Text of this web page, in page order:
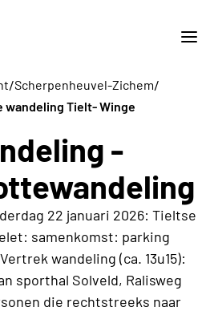
/Scherpenheuvel-Zichem/
wandeling Tielt- Winge
-
22 januari 2026: Tieltse
samenkomst: parking
wandeling (ca. 13u15):
sporthal Solveld, Ralisweg
die rechtstreeks naar